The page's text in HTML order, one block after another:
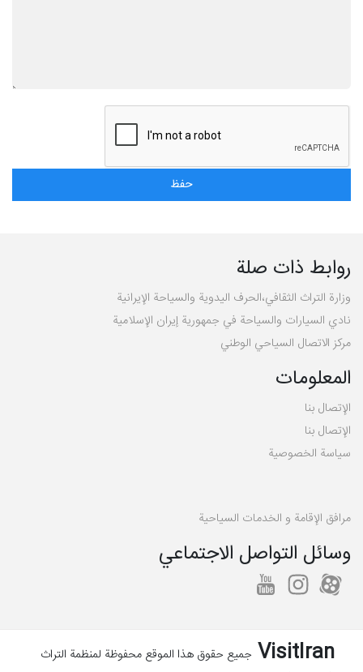
روابط ذات صلة
وزارة التراث الثقافي،الحرف اليدوية والسياحة الإيرانية
نادي السيارات والسياحة في جمهورية إيران الإسلامية
مركز الاتصال السياحي الوطني
المعلومات
الإتصال بنا
الإتصال بنا
سیاسة الخصوصية
مرافق الإقامة و الخدمات السياحية
وسائل التواصل الاجتماعي
VisitIran جمیع حقوق هذا الموقع محفوظة لمنظمة التراث